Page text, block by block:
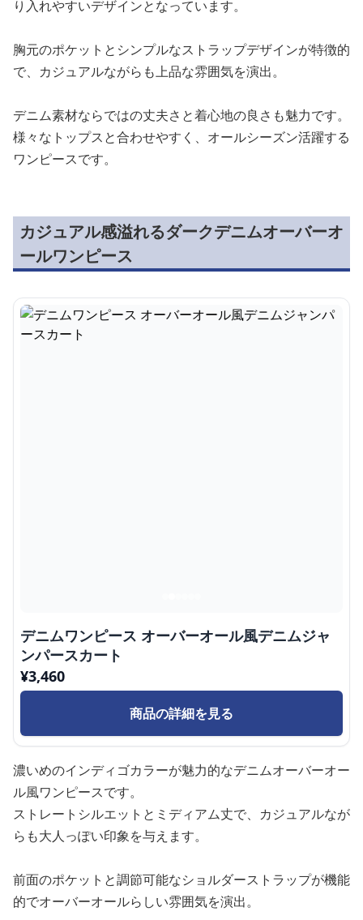
り入れやすいデザインとなっています。
胸元のポケットとシンプルなストラップデザインが特徴的
で、カジュアルながらも上品な雰囲気を演出。
デニム素材ならではの丈夫さと着心地の良さも魅力です。
様々なトップスと合わせやすく、オールシーズン活躍する
ワンピースです。
カジュアル感溢れるダークデニムオーバーオ
ールワンピース
デニムワンピース オーバーオール風デニムジャ
ンパースカート
¥3,460
商品の詳細を見る
濃いめのインディゴカラーが魅力的なデニムオーバーオー
ル風ワンピースです。
ストレートシルエットとミディアム丈で、カジュアルなが
らも大人っぽい印象を与えます。
前面のポケットと調節可能なショルダーストラップが機能
的でオーバーオールらしい雰囲気を演出。